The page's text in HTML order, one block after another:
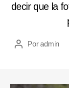
decir que la
Poradmin